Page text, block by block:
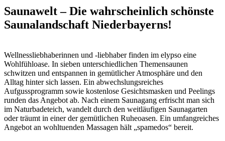
Saunawelt – Die wahrscheinlich schönste
Saunalandschaft Niederbayerns!
Wellnessliebhaberinnen und -liebhaber finden im elypso eine
Wohlfühloase. In sieben unterschiedlichen Themensaunen
schwitzen und entspannen in gemütlicher Atmosphäre und den
Alltag hinter sich lassen. Ein abwechslungsreiches
Aufgussprogramm sowie kostenlose Gesichtsmasken und Peelings
runden das Angebot ab. Nach einem Saunagang erfrischt man sich
im Naturbadeteich, wandelt durch den weitläufigen Saunagarten
oder träumt in einer der gemütlichen Ruheoasen. Ein umfangreiches
Angebot an wohltuenden Massagen hält „spamedos“ bereit.